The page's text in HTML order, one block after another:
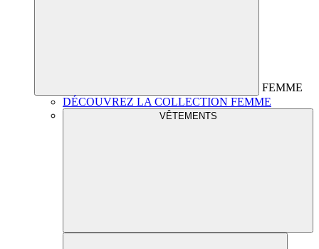
FEMME
DÉCOUVREZ LA COLLECTION FEMME
VÊTEMENTS